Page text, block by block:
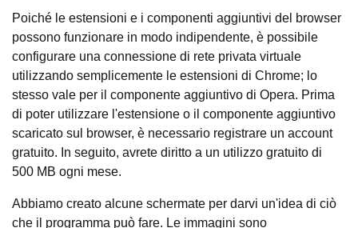
Poiché le estensioni e i componenti aggiuntivi del browser
possono funzionare in modo indipendente, è possibile
configurare una connessione di rete privata virtuale
utilizzando semplicemente le estensioni di Chrome; lo
stesso vale per il componente aggiuntivo di Opera. Prima
di poter utilizzare l'estensione o il componente aggiuntivo
scaricato sul browser, è necessario registrare un account
gratuito. In seguito, avrete diritto a un utilizzo gratuito di
500 MB ogni mese.
Abbiamo creato alcune schermate per darvi un'idea di ciò
che il programma può fare. Le immagini sono